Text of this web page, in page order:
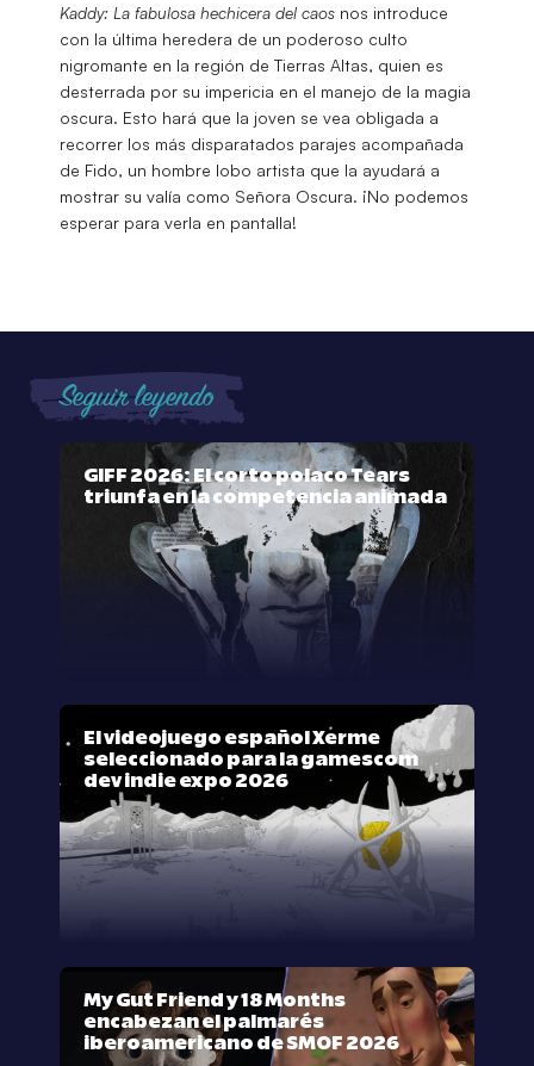
Kaddy: La fabulosa hechicera del caos nos introduce
con la última heredera de un poderoso culto
nigromante en la región de Tierras Altas, quien es
desterrada por su impericia en el manejo de la magia
oscura. Esto hará que la joven se vea obligada a
recorrer los más disparatados parajes acompañada
de Fido, un hombre lobo artista que la ayudará a
mostrar su valía como Señora Oscura. ¡No podemos
esperar para verla en pantalla!
Seguir leyendo
GIFF 2026: El corto polaco Tears
triunfa en la competencia animada
El videojuego español Xerme
seleccionado para la gamescom
dev indie expo 2026
My Gut Friend y 18 Months
encabezan el palmarés
iberoamericano de SMOF 2026